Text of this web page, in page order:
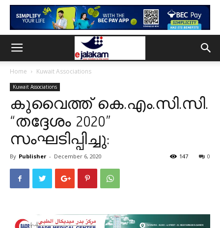
Home Kuwait Associations
Kuwait Associations
കുവൈത്ത് കെ.എം.സി.സി.
“തദ്ദേശം 2020”
സംഘടിപ്പിച്ചു:
By Publisher - December 6, 2020 0
147